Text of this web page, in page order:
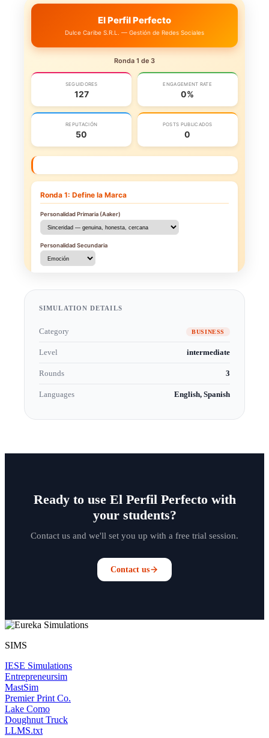
SIMULATION DETAILS
Category BUSINESS
Level intermediate
Rounds 3
Languages English, Spanish
Ready to use El Perfil Perfecto with
your students?
Contact us and we'll set you up with a free trial session.
Contact us
SIMS
IESE Simulations
Entrepreneursim
MastSim
Premier Print Co.
Lake Como
Doughnut Truck
LLMS.txt